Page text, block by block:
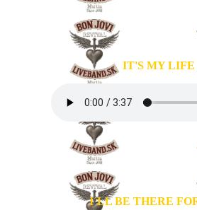
IT'S MY LIFE
I´LL BE THERE